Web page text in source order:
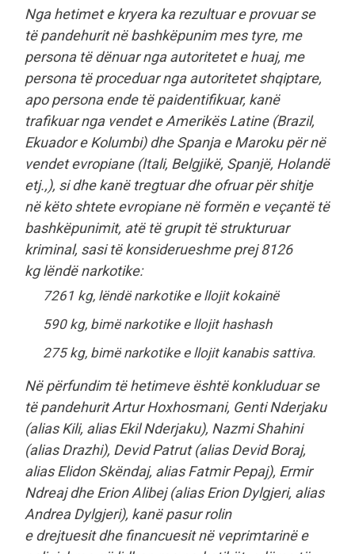
Nga hetimet e kryera ka rezultuar e provuar se
të pandehurit në bashkëpunim mes tyre, me
persona të dënuar nga autoritetet e huaj, me
persona të proceduar nga autoritetet shqiptare,
apo persona ende të paidentifikuar, kanë
trafikuar nga vendet e Amerikës Latine (Brazil,
Ekuador e Kolumbi) dhe Spanja e Maroku për në
vendet evropiane (Itali, Belgjikë, Spanjë, Holandë
etj.,), si dhe kanë tregtuar dhe ofruar për shitje
në këto shtete evropiane në formën e veçantë të
bashkëpunimit, atë të grupit të strukturuar
kriminal, sasi të konsiderueshme prej 8126
kg lëndë narkotike:
7261 kg, lëndë narkotike e llojit kokainë
590 kg, bimë narkotike e llojit hashash
275 kg, bimë narkotike e llojit kanabis sattiva.
Në përfundim të hetimeve është konkluduar se
të pandehurit Artur Hoxhosmani, Genti Nderjaku
(alias Kili, alias Ekil Nderjaku), Nazmi Shahini
(alias Drazhi), Devid Patrut (alias Devid Boraj,
alias Elidon Skëndaj, alias Fatmir Pepaj), Ermir
Ndreaj dhe Erion Alibej (alias Erion Dylgjeri, alias
Andrea Dylgjeri), kanë pasur rolin
e drejtuesit dhe financuesit në veprimtarinë e